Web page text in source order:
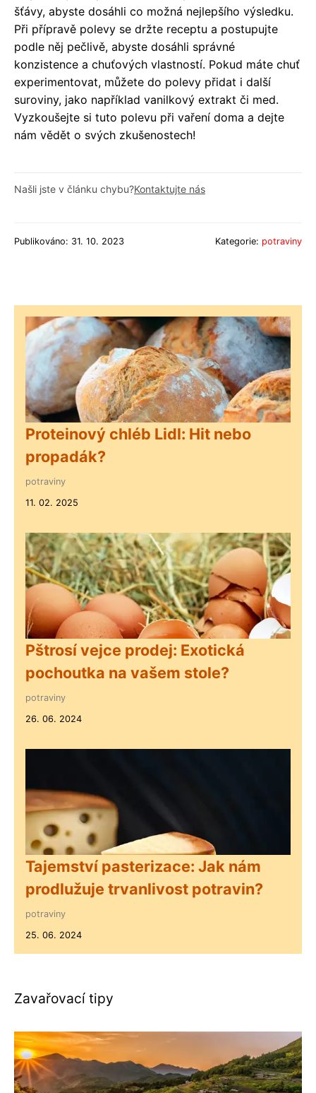
šťávy, abyste dosáhli co možná nejlepšího výsledku.
Při přípravě polevy se držte receptu a postupujte
podle něj pečlivě, abyste dosáhli správné
konzistence a chuťových vlastností. Pokud máte chuť
experimentovat, můžete do polevy přidat i další
suroviny, jako například vanilkový extrakt či med.
Vyzkoušejte si tuto polevu při vaření doma a dejte
nám vědět o svých zkušenostech!
Našli jste v článku chybu?Kontaktujte nás
Publikováno: 31. 10. 2023 Kategorie: potraviny
Proteinový chléb Lidl: Hit nebo
propadák?
potraviny
11. 02. 2025
Pštrosí vejce prodej: Exotická
pochoutka na vašem stole?
potraviny
26. 06. 2024
Tajemství pasterizace: Jak nám
prodlužuje trvanlivost potravin?
potraviny
25. 06. 2024
Zavařovací tipy